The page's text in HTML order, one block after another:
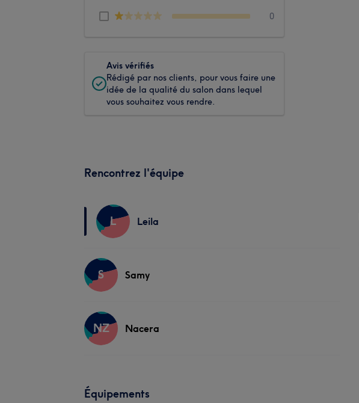
0
Avis vérifiés
Rédigé par nos clients, pour vous faire une
idée de la qualité du salon dans lequel
vous souhaitez vous rendre.
Rencontrez l'équipe
L Leila
S Samy
NZ Nacera
Équipements